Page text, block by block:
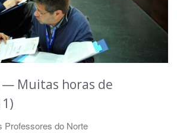
— Muitas horas de
Professores do Norte